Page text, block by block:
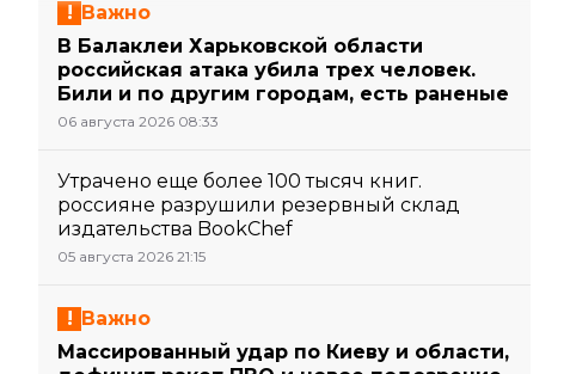
Важно
В Балаклеи Харьковской области
российская атака убила трех человек.
Били и по другим городам, есть раненые
06 августа 2026 08:33
Утрачено еще более 100 тысяч книг.
россияне разрушили резервный склад
издательства BookChef
05 августа 2026 21:15
Важно
Массированный удар по Киеву и области,